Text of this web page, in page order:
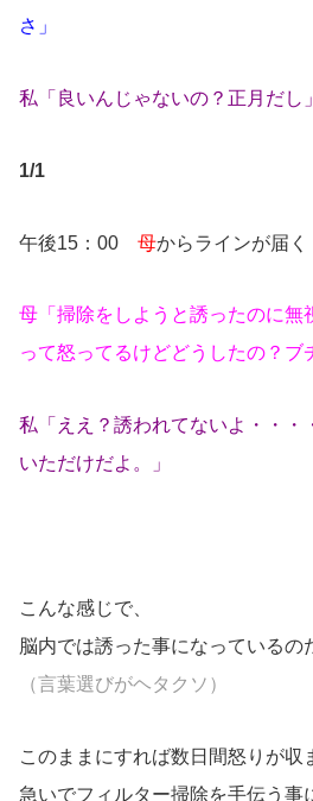
さ」
私「良いんじゃないの？正月だし」
1/1
午後15：00 母からラインが届く
母「掃除をしようと誘ったのに無
って怒ってるけどどうしたの？ブ
私「ええ？誘われてないよ・・・
いただけだよ。」
こんな感じで、
脳内では誘った事になっているの
（言葉選びがヘタクソ）
このままにすれば数日間怒りが収
急いでフィルター掃除を手伝う事